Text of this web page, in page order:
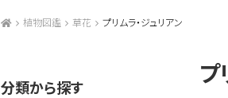
植物図鑑 草花 プリムラ・ジュリアン
プ
分類から探す